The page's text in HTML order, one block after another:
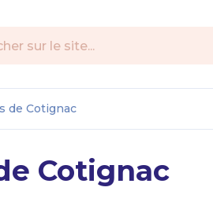
de Cotignac
Cotignac